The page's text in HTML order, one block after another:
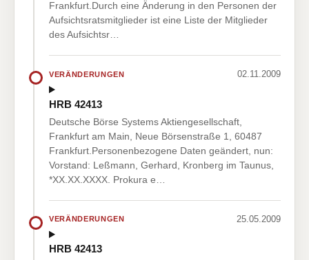
Frankfurt.Durch eine Änderung in den Personen der
Aufsichtsratsmitglieder ist eine Liste der Mitglieder
des Aufsichtsr…
VERÄNDERUNGEN 02.11.2009
HRB 42413
Deutsche Börse Systems Aktiengesellschaft,
Frankfurt am Main, Neue Börsenstraße 1, 60487
Frankfurt.Personenbezogene Daten geändert, nun:
Vorstand: Leßmann, Gerhard, Kronberg im Taunus,
*XX.XX.XXXX. Prokura e…
VERÄNDERUNGEN 25.05.2009
HRB 42413